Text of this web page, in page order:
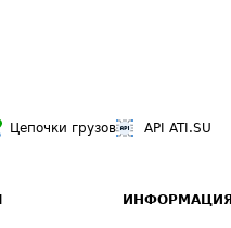
Цепочки грузов API ATI.SU
ИНФОРМАЦИЯ